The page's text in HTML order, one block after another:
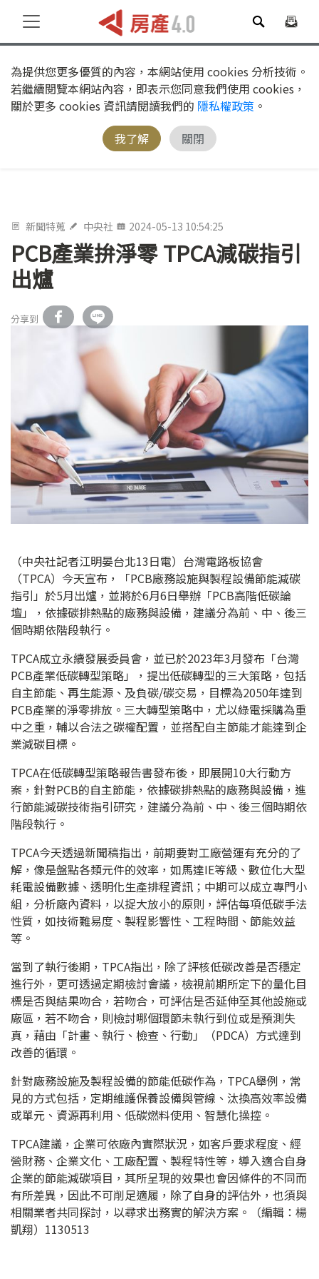
為提供您更多優質的內容，本網站使用 cookies 分析技術。
若繼續閱覽本網站內容，即表示您同意我們使用 cookies，
關於更多 cookies 資訊請閱讀我們的 隱私權政策 。
我了解
關閉
新聞特蒐 中央社 2024-05-13 10:54:25
PCB產業拚淨零 TPCA減碳指引
出爐
分享到
（中央社記者江明晏台北13日電）台灣電路板協會
（TPCA）今天宣布，「PCB廠務設施與製程設備節能減碳
指引」於5月出爐，並將於6月6日舉辦「PCB高階低碳論
壇」，依據碳排熱點的廠務與設備，建議分為前、中、後三
個時期依階段執行。
TPCA成立永續發展委員會，並已於2023年3月發布「台灣
PCB產業低碳轉型策略」，提出低碳轉型的三大策略，包括
自主節能、再生能源、及負碳/碳交易，目標為2050年達到
PCB產業的淨零排放。三大轉型策略中，尤以綠電採購為重
中之重，輔以合法之碳權配置，並搭配自主節能才能達到企
業減碳目標。
TPCA在低碳轉型策略報告書發布後，即展開10大行動方
案，針對PCB的自主節能，依據碳排熱點的廠務與設備，進
行節能減碳技術指引研究，建議分為前、中、後三個時期依
階段執行。
TPCA今天透過新聞稿指出，前期要對工廠營運有充分的了
解，像是盤點各類元件的效率，如馬達IE等級、數位化大型
耗電設備數據、透明化生產排程資訊；中期可以成立專門小
組，分析廠內資料，以捉大放小的原則，評估每項低碳手法
性質，如技術難易度、製程影響性、工程時間、節能效益
等。
當到了執行後期，TPCA指出，除了評核低碳改善是否穩定
進行外，更可透過定期檢討會議，檢視前期所定下的量化目
標是否與結果吻合，若吻合，可評估是否延伸至其他設施或
廠區，若不吻合，則檢討哪個環節未執行到位或是預測失
真，藉由「計畫、執行、檢查、行動」（PDCA）方式達到
改善的循環。
針對廠務設施及製程設備的節能低碳作為，TPCA舉例，常
見的方式包括，定期維護保養設備與管線、汰換高效率設備
或單元、資源再利用、低碳燃料使用、智慧化操控。
TPCA建議，企業可依廠內實際狀況，如客戶要求程度、經
營財務、企業文化、工廠配置、製程特性等，導入適合自身
企業的節能減碳項目，其所呈現的效果也會因條件的不同而
有所差異，因此不可削足適履，除了自身的評估外，也須與
相關業者共同探討，以尋求出務實的解決方案。（編輯：楊
凱翔）1130513